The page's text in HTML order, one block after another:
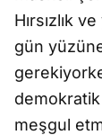
Hırsızlık
gün
meşgul